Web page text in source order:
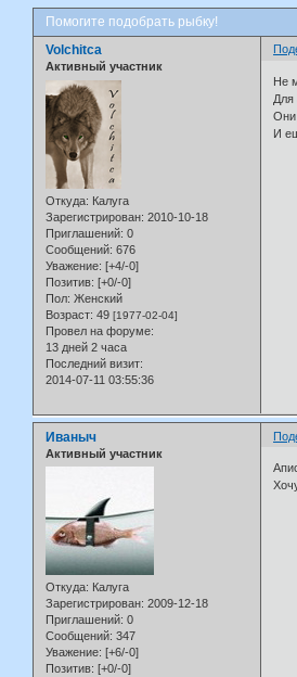
Помогите подобрать рыбку!
Volchitca
Активный участник
Откуда: Калуга
Зарегистрирован: 2010-10-18
Приглашений: 0
Сообщений: 676
Уважение: [+4/-0]
Позитив: [+0/-0]
Пол: Женский
Возраст: 49 [1977-02-04]
Провел на форуме:
13 дней 2 часа
Последний визит:
2014-07-11 03:55:36
Не
Для
Они
И
Иваныч
Активный участник
Откуда: Калуга
Зарегистрирован: 2009-12-18
Приглашений: 0
Сообщений: 347
Уважение: [+6/-0]
Позитив: [+0/-0]